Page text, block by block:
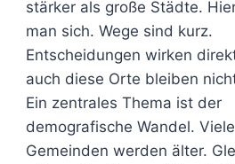
stärker als große Städte.
man sich. Wege sind kurz.
Entscheidungen wirken
auch diese Orte bleiben
Ein zentrales Thema ist der
demografische Wandel. Viele
Gemeinden werden älter.